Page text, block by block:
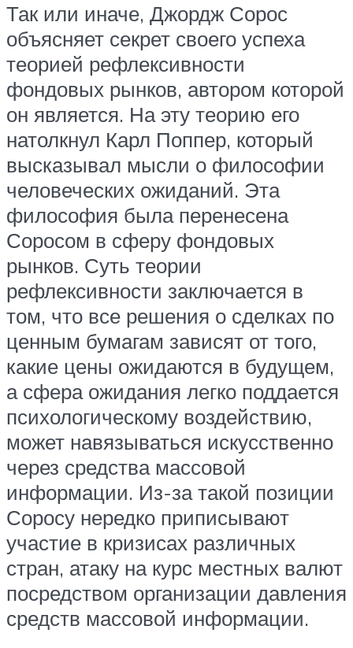
Так или иначе, Джордж Сорос
объясняет секрет своего успеха
теорией рефлексивности
фондовых рынков, автором которой
он является. На эту теорию его
натолкнул Карл Поппер, который
высказывал мысли о философии
человеческих ожиданий. Эта
философия была перенесена
Соросом в сферу фондовых
рынков. Суть теории
рефлексивности заключается в
том, что все решения о сделках по
ценным бумагам зависят от того,
какие цены ожидаются в будущем,
а сфера ожидания легко поддается
психологическому воздействию,
может навязываться искусственно
через средства массовой
информации. Из-за такой позиции
Соросу нередко приписывают
участие в кризисах различных
стран, атаку на курс местных валют
посредством организации давления
средств массовой информации.